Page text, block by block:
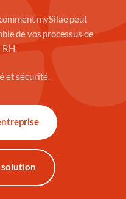
mySilae peut
de vos processus de
et sécurité.
solution